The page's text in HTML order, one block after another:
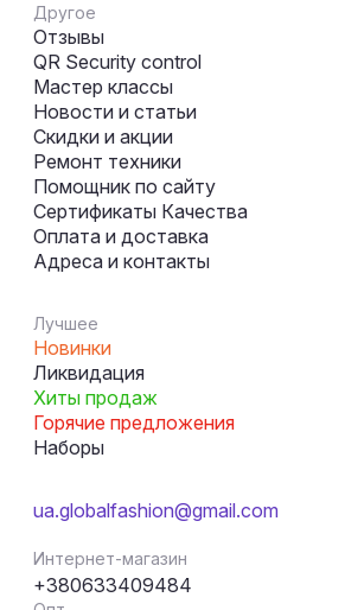
Другое
Отзывы
QR Security control
Мастер классы
Новости и статьи
Скидки и акции
Ремонт техники
Помощник по сайту
Сертификаты Качества
Оплата и доставка
Адреса и контакты
Лучшее
Новинки
Ликвидация
Хиты продаж
Горячие предложения
Наборы
ua.globalfashion@gmail.com
Интернет-магазин
+380633409484